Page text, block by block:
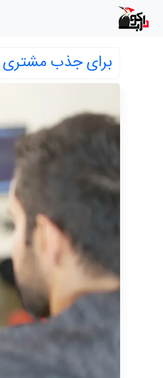
برای جذب مشتری فقط 8 ثانیه